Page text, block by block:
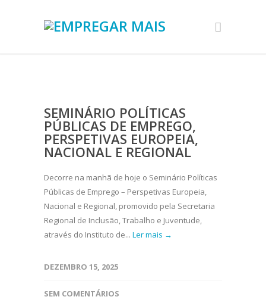
SEMINÁRIO POLÍTICAS
PÚBLICAS DE EMPREGO,
PERSPETIVAS EUROPEIA,
NACIONAL E REGIONAL
Decorre na manhã de hoje o Seminário Políticas
Públicas de Emprego – Perspetivas Europeia,
Nacional e Regional, promovido pela Secretaria
Regional de Inclusão, Trabalho e Juventude,
através do Instituto de... Ler mais →
DEZEMBRO 15, 2025
SEM COMENTÁRIOS